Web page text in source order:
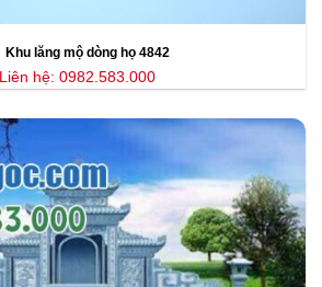
Khu lăng mộ dòng họ 4842
Liên hệ: 0982.583.000